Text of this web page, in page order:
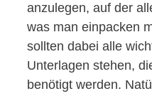
anzulegen, auf der
was man einpacken
sollten dabei alle
Unterlagen stehen,
benötigt werden.